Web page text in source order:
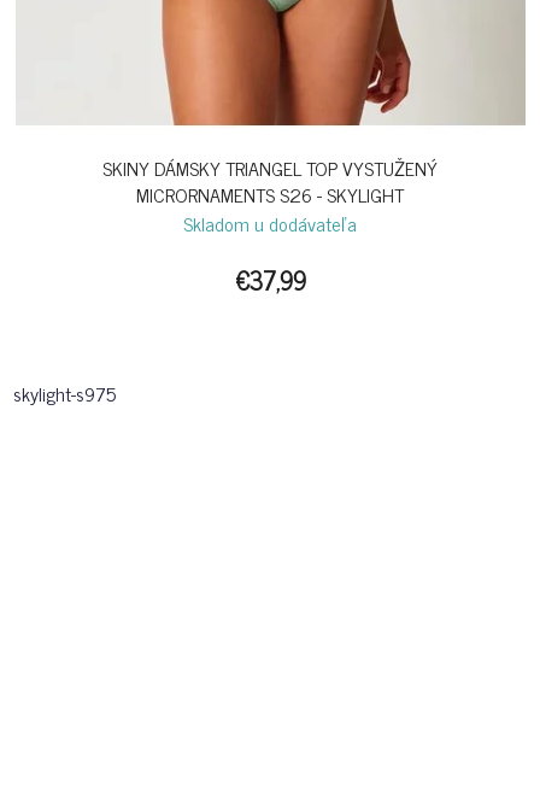
SKINY DÁMSKY TRIANGEL TOP VYSTUŽENÝ
MICRORNAMENTS S26 - SKYLIGHT
Skladom u dodávateľa
€37,99
skylight-s975